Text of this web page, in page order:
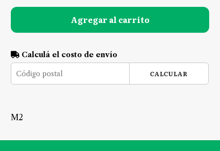
Agregar al carrito
Calculá el costo de envío
CALCULAR
M2